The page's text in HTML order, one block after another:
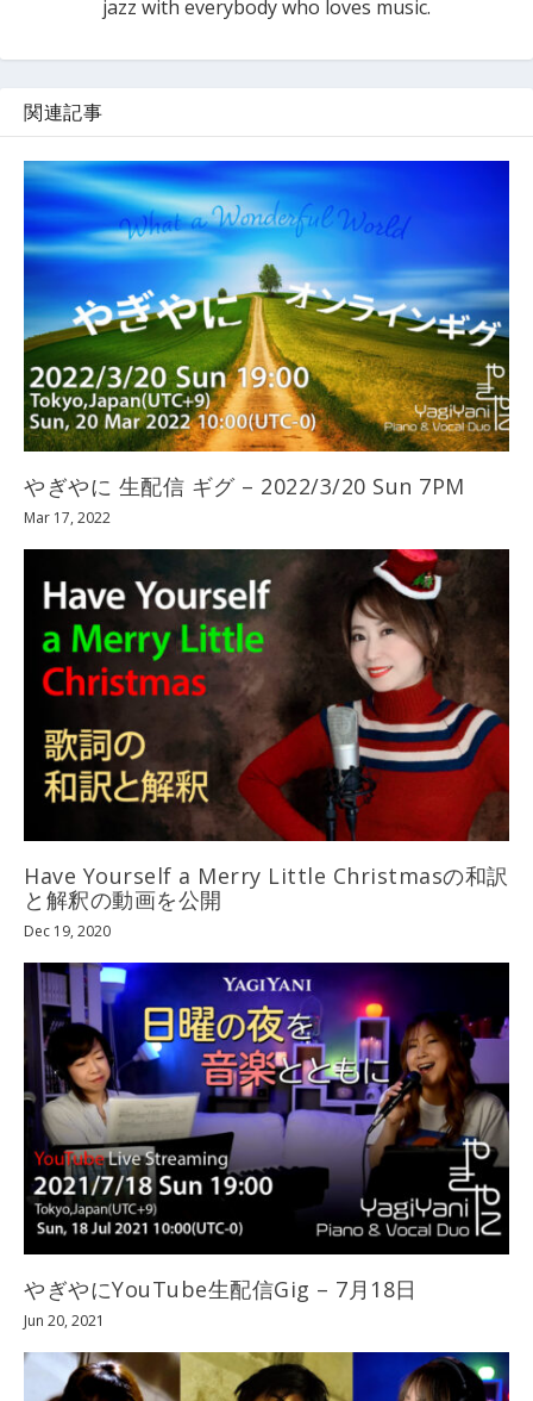
jazz with everybody who loves music.
関連記事
やぎやに 生配信 ギグ – 2022/3/20 Sun 7PM
Mar 17, 2022
Have Yourself a Merry Little Christmasの和訳
と解釈の動画を公開
Dec 19, 2020
やぎやにYouTube生配信Gig – 7月18日
Jun 20, 2021